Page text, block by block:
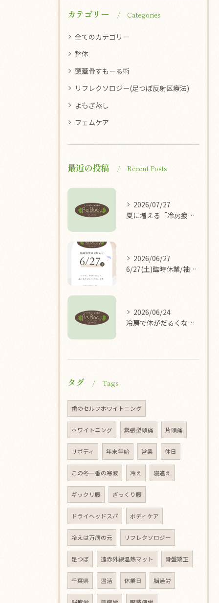
カテゴリー Categories
全てのカテゴリー
整体
頭蓋骨すもーる術
リフレクソロジー(足つぼ反射区療法)
よもぎ蒸し
フェムケア
最近の投稿 Recent Posts
2026/07/27
夏に増える「冷房疲れ」の原因を医学的に解説/袖ケ浦/リラクゼーション整体Re.Body
2026/06/27
6/27(土)臨時休業/袖ケ浦/リラクゼーション整体Re.Body
2026/06/24
冷房で体がだるくなる理由/袖ケ浦/リラクゼーション整体Re.Body
タグ Tags
歯のセルフホワイトニング
ホワイトニング 緊張型頭痛 片頭痛
リボディ 年末年始 営業 休日
この冬一番の寒波 冷え 寝違え
ギックリ腰 ぎっくり腰
ドライヘッドスパ ボディケア
冷えは万病の元 リフレクソロジー
足つぼ 遠赤外線温熱マット 骨盤矯正
千葉県 温活 休業日 脳過労